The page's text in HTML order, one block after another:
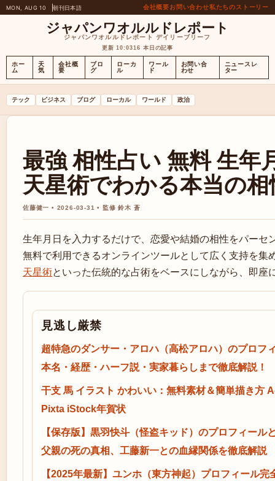
MON, AUG 10 朝刊日本語 会社概要お問い合わせ私たちのストーリー
ジャパンワオルルドレポート
ジャパンワオルルドレポート デイリーブリーフ
更新 10:0316 本日の記事
ホー
ム
天
気
会社概
要
ブロ
グ
ローカ
ル
ワール
ド
お問い合
わせ
ニュースレ
ター
テック ビジネス ブログ ローカル ワールド 政治
最強 相性占い 無料 生年
天星術でわかる本当の相
佐藤健一 • 2026-03-31 • 監修 鈴木 蒼
生年月日を入力するだけで、恋愛や結婚の相性をパー
無料で利用できるオンラインツールとして広く支持を集
天星術といった伝統的な占術をベースにしながら、即座
見逃し厳禁
超特急のダンサー・アロハ（高松アロハ）のプロフ
本名・経歴・ハーフ説・実家暮らしまで徹底解説！
干支 馬 イラスト かわいい：無料素材＆簡単描き方
Pixta iStock年賀状
【保存版】黒羽快斗（怪盗キッド）のプロフィール
父親の死の真相、工藤新一との血縁関係を徹底解説
【2025年最新】ユンホ（東方神起）プロフィール完